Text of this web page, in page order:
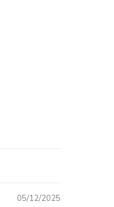
05/12/2025